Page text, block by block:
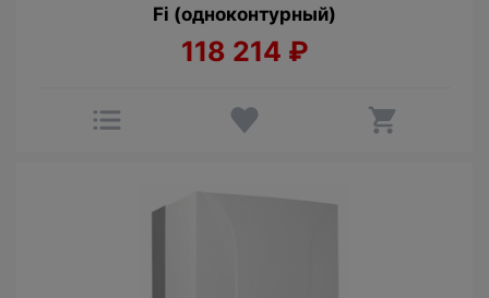
Fi (одноконтурный)
118 214 ₽